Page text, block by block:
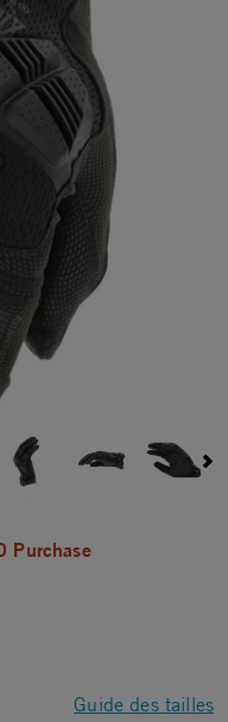
Purchase
Guide des tailles